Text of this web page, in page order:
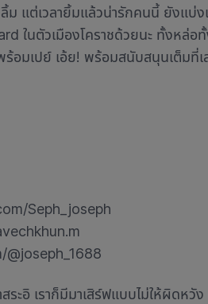
ลิ้ม แต่เวลายิ้มแล้วน่ารักคนนี้ ยังแบ่ง
ในตัวเมืองโคราชด้วยนะ ทั้งหล่อ
อมเปย์ เอ้ย! พร้อมสนับสนุนเต็มที่เ
Seph_joseph
ะอิ เราก็มีมาเสิร์ฟแบบไม่ให้ผิดหวั